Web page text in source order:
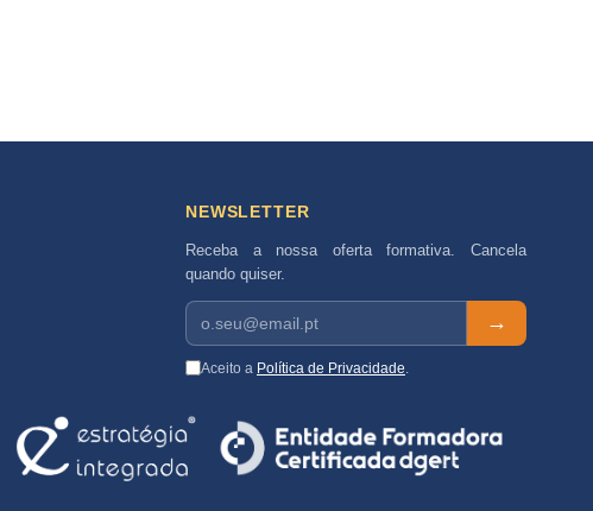
NEWSLETTER
Receba a nossa oferta formativa. Cancela
quando quiser.
→
Aceito a Política de Privacidade